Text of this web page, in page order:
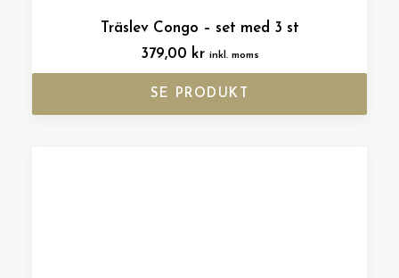
Träslev Congo – set med 3 st
379,00 kr inkl. moms
SE PRODUKT